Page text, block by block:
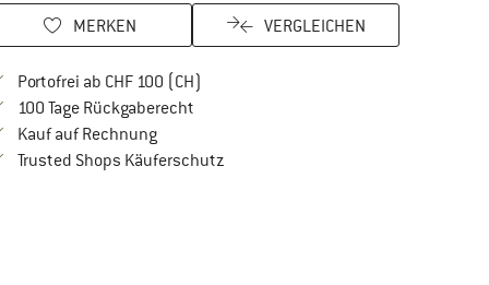
MERKEN VERGLEICHEN
Portofrei ab CHF 100 (CH)
100 Tage RückgaberechtGehe hier zu den Rückgabe-Richtlinien
Kauf auf RechnungFinde die Zahlungs-Infos hier! Öffnet sich in
Trusted Shops KäuferschutzFinde alle Infos hier!